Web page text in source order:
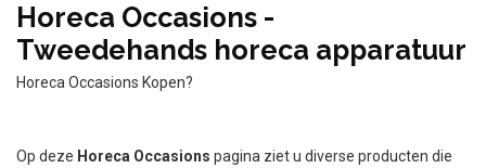
Horeca Occasions -
Tweedehands horeca apparatuur
Horeca Occasions Kopen?
Op deze Horeca Occasions pagina ziet u diverse producten die